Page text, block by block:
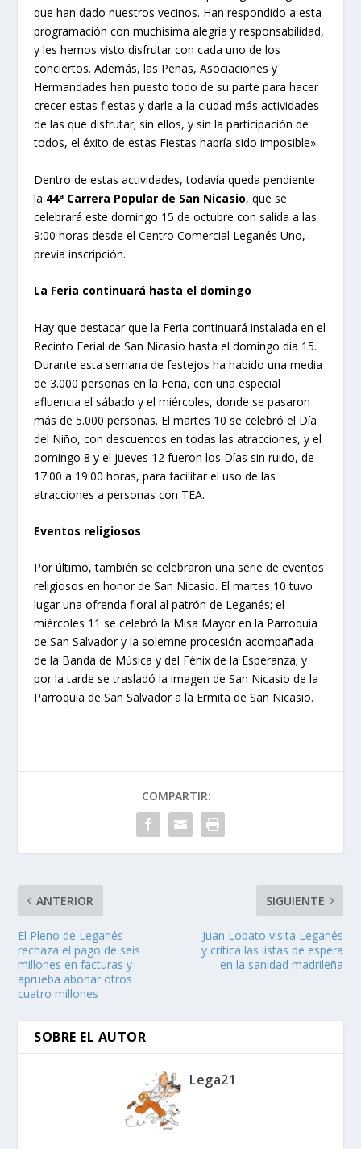
que han dado nuestros vecinos. Han respondido a esta
programación con muchísima alegría y responsabilidad,
y les hemos visto disfrutar con cada uno de los
conciertos. Además, las Peñas, Asociaciones y
Hermandades han puesto todo de su parte para hacer
crecer estas fiestas y darle a la ciudad más actividades
de las que disfrutar; sin ellos, y sin la participación de
todos, el éxito de estas Fiestas habría sido imposible».
Dentro de estas actividades, todavía queda pendiente
la 44ª Carrera Popular de San Nicasio, que se
celebrará este domingo 15 de octubre con salida a las
9:00 horas desde el Centro Comercial Leganés Uno,
previa inscripción.
La Feria continuará hasta el domingo
Hay que destacar que la Feria continuará instalada en el
Recinto Ferial de San Nicasio hasta el domingo día 15.
Durante esta semana de festejos ha habido una media
de 3.000 personas en la Feria, con una especial
afluencia el sábado y el miércoles, donde se pasaron
más de 5.000 personas. El martes 10 se celebró el Día
del Niño, con descuentos en todas las atracciones, y el
domingo 8 y el jueves 12 fueron los Días sin ruido, de
17:00 a 19:00 horas, para facilitar el uso de las
atracciones a personas con TEA.
Eventos religiosos
Por último, también se celebraron una serie de eventos
religiosos en honor de San Nicasio. El martes 10 tuvo
lugar una ofrenda floral al patrón de Leganés; el
miércoles 11 se celebró la Misa Mayor en la Parroquia
de San Salvador y la solemne procesión acompañada
de la Banda de Música y del Fénix de la Esperanza; y
por la tarde se trasladó la imagen de San Nicasio de la
Parroquia de San Salvador a la Ermita de San Nicasio.
COMPARTIR:
ANTERIOR
El Pleno de Leganés
rechaza el pago de seis
millones en facturas y
aprueba abonar otros
cuatro millones
SIGUIENTE
Juan Lobato visita Leganés
y critica las listas de espera
en la sanidad madrileña
SOBRE EL AUTOR
Lega21